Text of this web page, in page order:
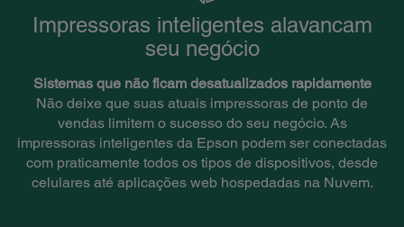
Impressoras inteligentes alavancam
seu negócio
Sistemas que não ficam desatualizados rapidamente
Não deixe que suas atuais impressoras de ponto de
vendas limitem o sucesso do seu negócio. As
impressoras inteligentes da Epson podem ser conectadas
com praticamente todos os tipos de dispositivos, desde
celulares até aplicações web hospedadas na Nuvem.